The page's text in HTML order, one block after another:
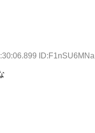
ID:F1nSU6MNa